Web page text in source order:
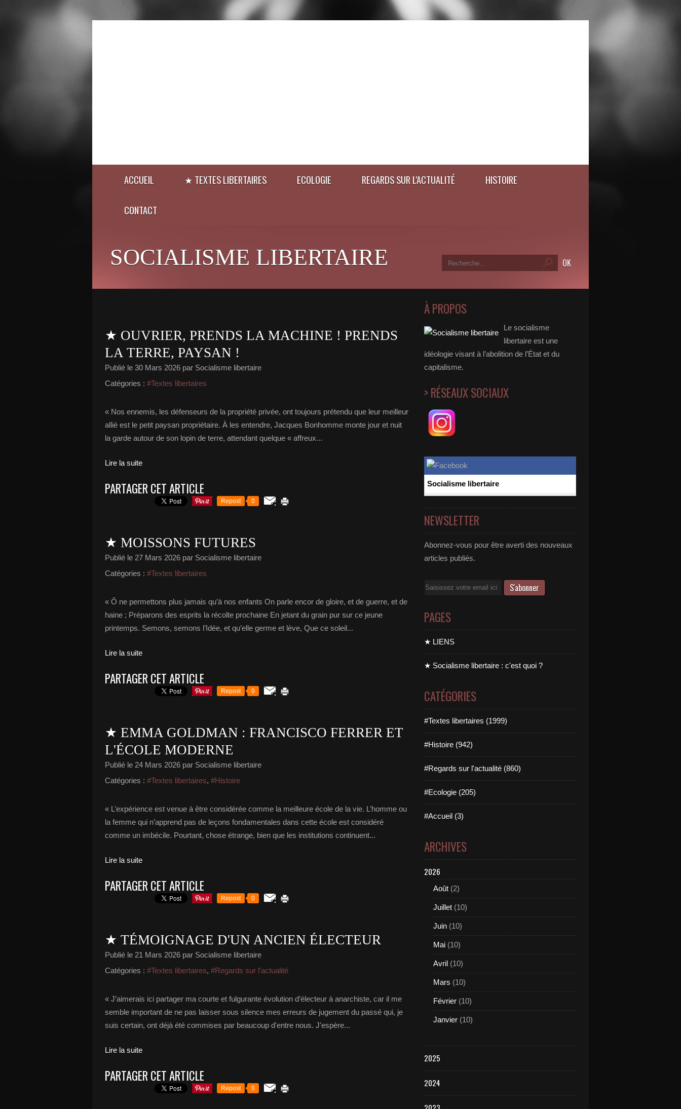
ACCUEIL ★ TEXTES LIBERTAIRES ECOLOGIE REGARDS SUR L'ACTUALITÉ HISTOIRE
CONTACT
SOCIALISME LIBERTAIRE
★ OUVRIER, PRENDS LA MACHINE ! PRENDS
LA TERRE, PAYSAN !
Publié le 30 Mars 2026 par Socialisme libertaire
Catégories : #Textes libertaires
« Nos ennemis, les défenseurs de la propriété privée, ont toujours prétendu que leur meilleur
allié est le petit paysan propriétaire. À les entendre, Jacques Bonhomme monte jour et nuit
la garde autour de son lopin de terre, attendant quelque « affreux...
Lire la suite
PARTAGER CET ARTICLE
Repost 0
★ MOISSONS FUTURES
Publié le 27 Mars 2026 par Socialisme libertaire
Catégories : #Textes libertaires
« Ô ne permettons plus jamais qu’à nos enfants On parle encor de gloire, et de guerre, et de
haine ; Préparons des esprits la récolte prochaine En jetant du grain pur sur ce jeune
printemps. Semons, semons l’Idée, et qu’elle germe et lève, Que ce soleil...
Lire la suite
PARTAGER CET ARTICLE
Repost 0
★ EMMA GOLDMAN : FRANCISCO FERRER ET
L'ÉCOLE MODERNE
Publié le 24 Mars 2026 par Socialisme libertaire
Catégories : #Textes libertaires, #Histoire
« L’expérience est venue à être considérée comme la meilleure école de la vie. L’homme ou
la femme qui n’apprend pas de leçons fondamentales dans cette école est considéré
comme un imbécile. Pourtant, chose étrange, bien que les institutions continuent...
Lire la suite
PARTAGER CET ARTICLE
Repost 0
★ TÉMOIGNAGE D'UN ANCIEN ÉLECTEUR
Publié le 21 Mars 2026 par Socialisme libertaire
Catégories : #Textes libertaires, #Regards sur l'actualité
« J’aimerais ici partager ma courte et fulgurante évolution d’électeur à anarchiste, car il me
semble important de ne pas laisser sous silence mes erreurs de jugement du passé qui, je
suis certain, ont déjà été commises par beaucoup d'entre nous. J'espère...
Lire la suite
PARTAGER CET ARTICLE
Repost 0
À PROPOS
Le socialisme
libertaire est une
idéologie visant à l’abolition de l’État et du
capitalisme.
> RÉSEAUX SOCIAUX
Socialisme libertaire
NEWSLETTER
Abonnez-vous pour être averti des nouveaux
articles publiés.
Email
PAGES
★ LIENS
★ Socialisme libertaire : c'est quoi ?
CATÉGORIES
#Textes libertaires (1999)
#Histoire (942)
#Regards sur l'actualité (860)
#Ecologie (205)
#Accueil (3)
ARCHIVES
2026
Août (2)
Juillet (10)
Juin (10)
Mai (10)
Avril (10)
Mars (10)
Février (10)
Janvier (10)
2025
2024